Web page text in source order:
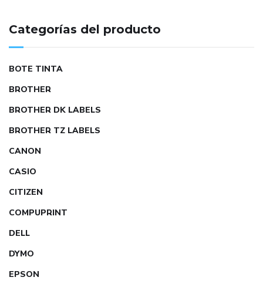
Categorías del producto
BOTE TINTA
BROTHER
BROTHER DK LABELS
BROTHER TZ LABELS
CANON
CASIO
CITIZEN
COMPUPRINT
DELL
DYMO
EPSON